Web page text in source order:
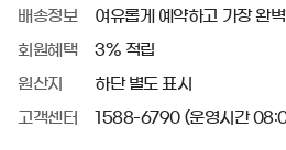
배송정보 여유롭게 예약하고 가장 완
회원혜택 3% 적립
원산지 하단 별도 표시
고객센터 1588-6790 (운영시간